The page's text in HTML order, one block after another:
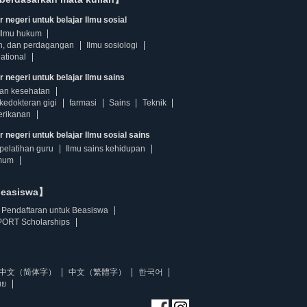
negeri untuk belajar Ilmu sosial
hukum
dan perdagangan
Ilmu sosiologi
negeri untuk belajar Ilmu sains
kesehatan
gigi
farmasi Sains
Teknik
negeri untuk belajar Ilmu sosial sains
guru
Ilmu sains kehidupan
】
Pendaftaran untuk Beasiswa
Scholarships
文（简体字） 中文（繁體字）
한국어